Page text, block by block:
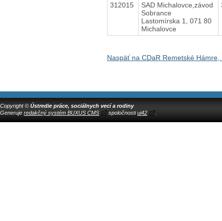
312015
SAD Michalovce,závod
Sobrance
Lastomírska 1, 071 80
Michalovce
Naspäť na CDaR Remetské
Copyright © Ústredie práce, sociálnych vecí a rodiny
Generuje redakčný systém BUXUS CMS spoločnostiui42